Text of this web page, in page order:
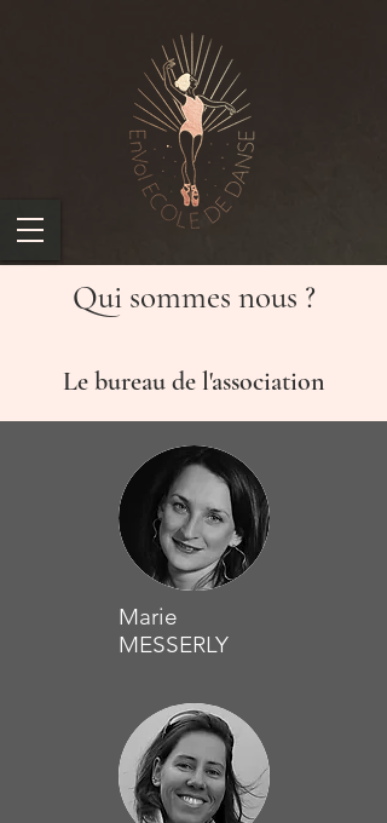
Qui sommes nous ?
Le bureau de l'association
Marie
MESSERLY
Présidente